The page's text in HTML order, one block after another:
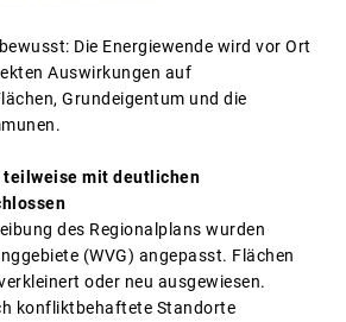
Die Energiewende wird vor Ort
Auswirkungen auf
Grundeigentum und die
teilweise mit deutlichen
des Regionalplans wurden
(WVG) angepasst. Flächen
oder neu ausgewiesen.
konfliktbehaftete Standorte